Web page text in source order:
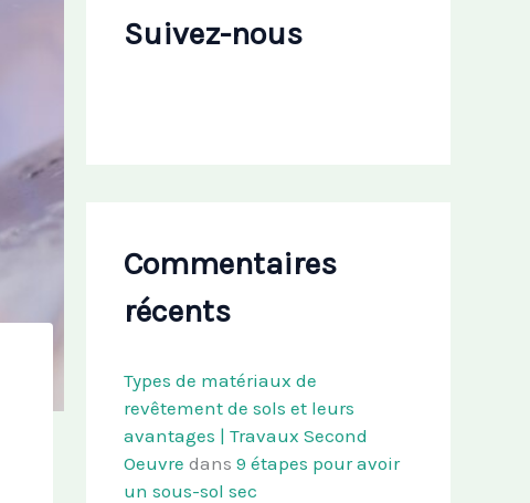
Suivez-nous
Commentaires
récents
Types de matériaux de
revêtement de sols et leurs
avantages | Travaux Second
Oeuvre dans 9 étapes pour avoir
un sous-sol sec